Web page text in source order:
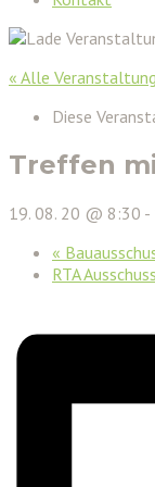
« Alle
Diese
Treffen
19. 08. 20 @ 8:30 -
«
RTA